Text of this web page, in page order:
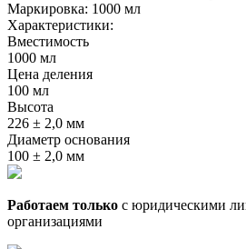
Маркировка: 1000 мл
Характеристики:
Вместимость
1000 мл
Цена деления
100 мл
Высота
226 ± 2,0 мм
Диаметр основания
100 ± 2,0 мм
Работаем только с юридическими
организациями